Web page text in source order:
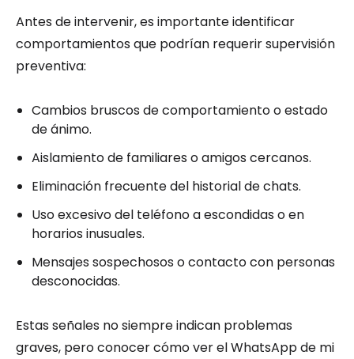
Antes de intervenir, es importante identificar
comportamientos que podrían requerir supervisión
preventiva:
Cambios bruscos de comportamiento o estado
de ánimo.
Aislamiento de familiares o amigos cercanos.
Eliminación frecuente del historial de chats.
Uso excesivo del teléfono a escondidas o en
horarios inusuales.
Mensajes sospechosos o contacto con personas
desconocidas.
Estas señales no siempre indican problemas
graves, pero conocer cómo ver el WhatsApp de mi